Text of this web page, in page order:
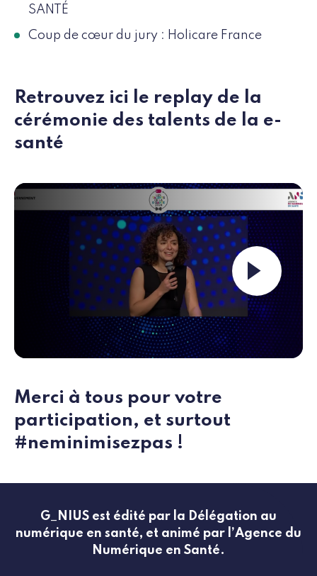
SANTÉ
Coup de cœur du jury : Holicare France
Retrouvez ici le replay de la
cérémonie des talents de la e-
santé
Launch the video ""
Merci à tous pour votre
participation, et surtout
#neminimisezpas !
G_NIUS est édité par la Délégation au
numérique en santé, et animé par l’Agence du
Numérique en Santé.